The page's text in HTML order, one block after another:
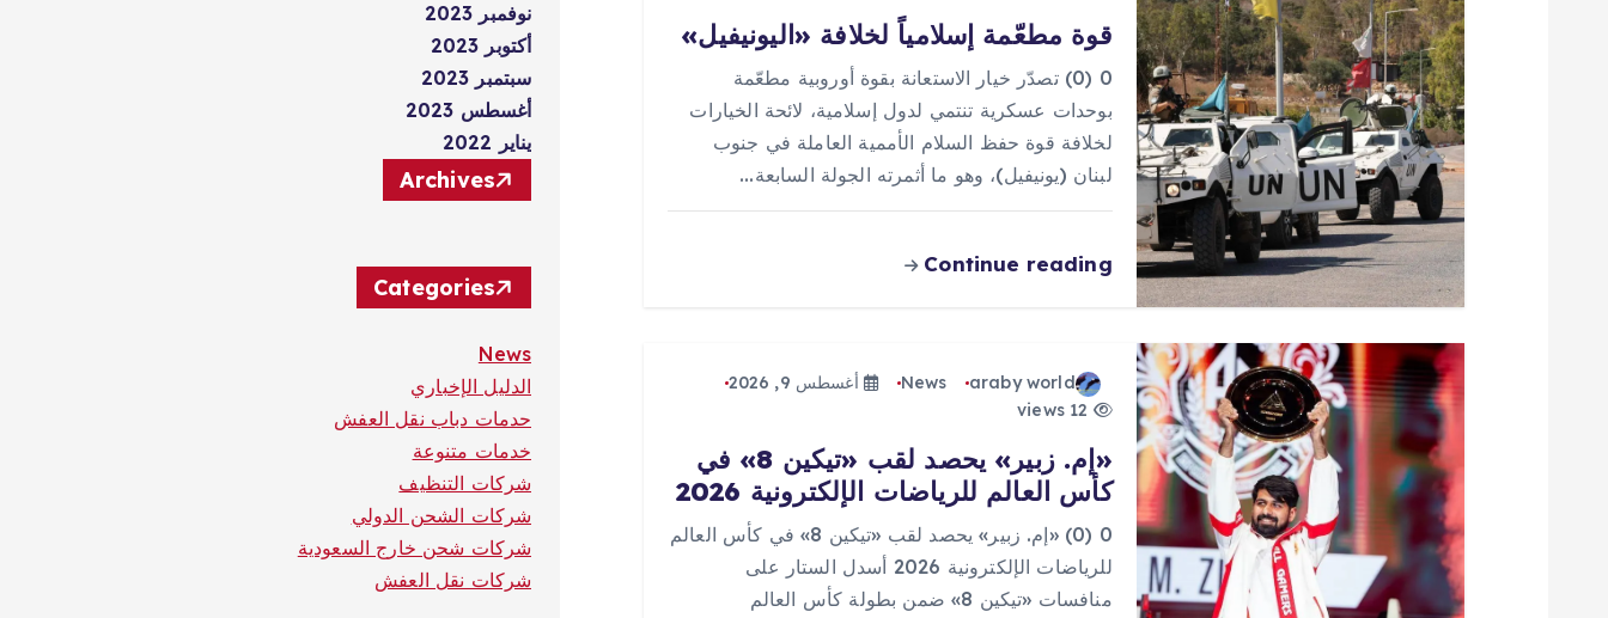
قوة مطعّمة إسلامياً لخلافة «اليونيفيل»
0 (0) تصدّر خيار الاستعانة بقوة أوروبية مطعّمة
بوحدات عسكرية تنتمي لدول إسلامية، لائحة الخيارات
لخلافة قوة حفظ السلام الأممية العاملة في جنوب
لبنان (يونيفيل)، وهو ما أثمرته الجولة السابعة…
Continue reading
araby world
News
أغسطس 9, 2026
«إم. زبير» يحصد لقب «تيكين 8» في
كأس العالم للرياضات الإلكترونية 2026
0 (0) «إم. زبير» يحصد لقب «تيكين 8» في كأس العالم
للرياضات الإلكترونية 2026 أسدل الستار على
منافسات «تيكين 8» ضمن بطولة كأس العالم
نوفمبر 2023
أكتوبر 2023
سبتمبر 2023
أغسطس 2023
يناير 2022
Archives
Categories
News
الدليل الإخباري
حدمات دباب نقل العفش
خدمات متنوعة
شركات التنظيف
شركات الشحن الدولي
شركات شحن خارج السعودية
شركات نقل العفش